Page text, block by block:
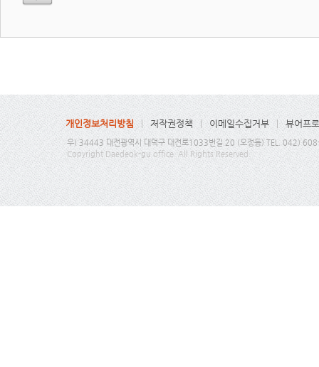
개인정보처리방침 저작권정책 이메일수집거부 뷰어프
우) 34443 대전광역시 대덕구 대전로1033번길 20 (오정동) TEL. 042)
Copyright Daedeok-gu office. All Rights Reserved.